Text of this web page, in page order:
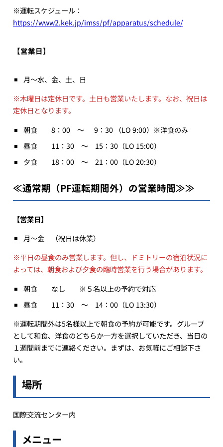
※運転スケジュール：
https://www2.kek.jp/imss/pf/apparatus/schedule/
【営業日】
月～水、金、土、日
※木曜日は定休日です。土日も営業いたします。なお、祝日は
定休日となります。
朝食 8：00 ～ 9：30 （LO 9:00）※洋食のみ
昼食 11：30 ～ 15：30（LO 15:00）
夕食 18：00 ～ 21：00（LO 20:30）
≪通常期（PF運転期間外）の営業時間≫≫
【営業日】
月～金 （祝日は休業）
※平日の昼食のみ営業します。但し、ドミトリーの宿泊状況に
よっては、朝食および夕食の臨時営業を行う場合があります。
朝食 なし ※５名以上の予約で対応
昼食 11：30 ～ 14：00（LO 13:30）
※運転期間外は5名様以上で朝食の予約が可能です。グループ
として和食、洋食のどちらか一方を選択していただき、当日の
１週間前までに連絡ください。まずは、お気軽にご相談下さ
い。
場所
国際交流センター内
メニュー